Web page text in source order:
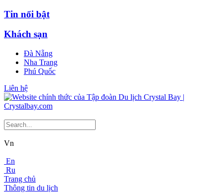
Tin nổi bật
Khách sạn
Đà Nẵng
Nha Trang
Phú Quốc
Liên hệ
Vn
En
Ru
Trang chủ
Thông tin du lịch